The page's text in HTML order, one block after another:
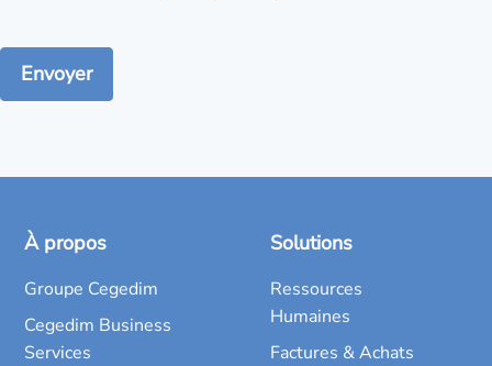
À propos
Groupe Cegedim
Cegedim Business
Services
Solutions
Ressources
Humaines
Factures & Achats